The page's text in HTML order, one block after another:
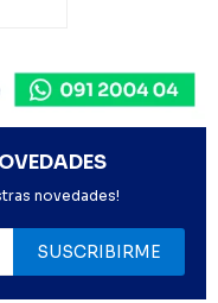
novedades!
SUSCRIBIRME